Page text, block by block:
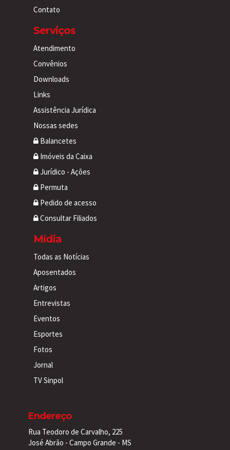
Contato
Serviços
Atendimento
Convênios
Downloads
Links
Assistência Jurídica
Nossas sedes
Balancetes
Imóveis da Caixa
Jurídico - Ações
Permuta
Pedido de acesso
Consultar Filiados
Mídia
Todas as Notícias
Aposentados
Artigos
Entrevistas
Eventos
Esportes
Fotos
Jornal
TV Sinpol
Endereço
Rua Teodoro de Carvalho, 225
José Abrão - Campo Grande - MS